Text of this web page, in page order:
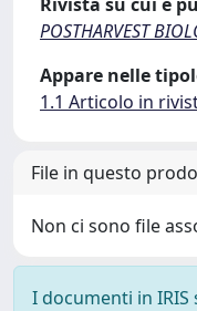
POSTHARVEST
Appare nelle
1.1 Articolo in
File in questo
Non ci sono file
I documenti in